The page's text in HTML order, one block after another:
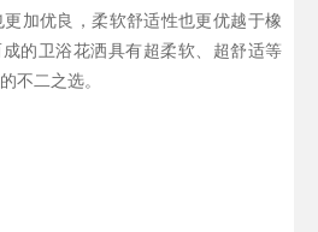
加优良，柔软舒适性也更优越于橡
的卫浴花洒具有超柔软、超舒适等
不二之选。